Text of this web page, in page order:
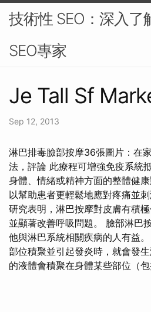
技術性 SEO：深入了
SEO專家
Je Tall Sf
Sep 12, 2013
淋巴排毒臉部按摩36張圖片：在
法，評論 此療程可增強免疫系統
身體、情緒或精神方面的整體健
以幫助患者更輕鬆地應對疼痛並刺
研究表明，淋巴按摩對皮膚有積
並顯著改善呼吸問題。 臉部淋巴
他與淋巴系統相關疾病的人有益
部位積聚並引起發炎時，就會發
的液體會積聚在身體某些部位（包